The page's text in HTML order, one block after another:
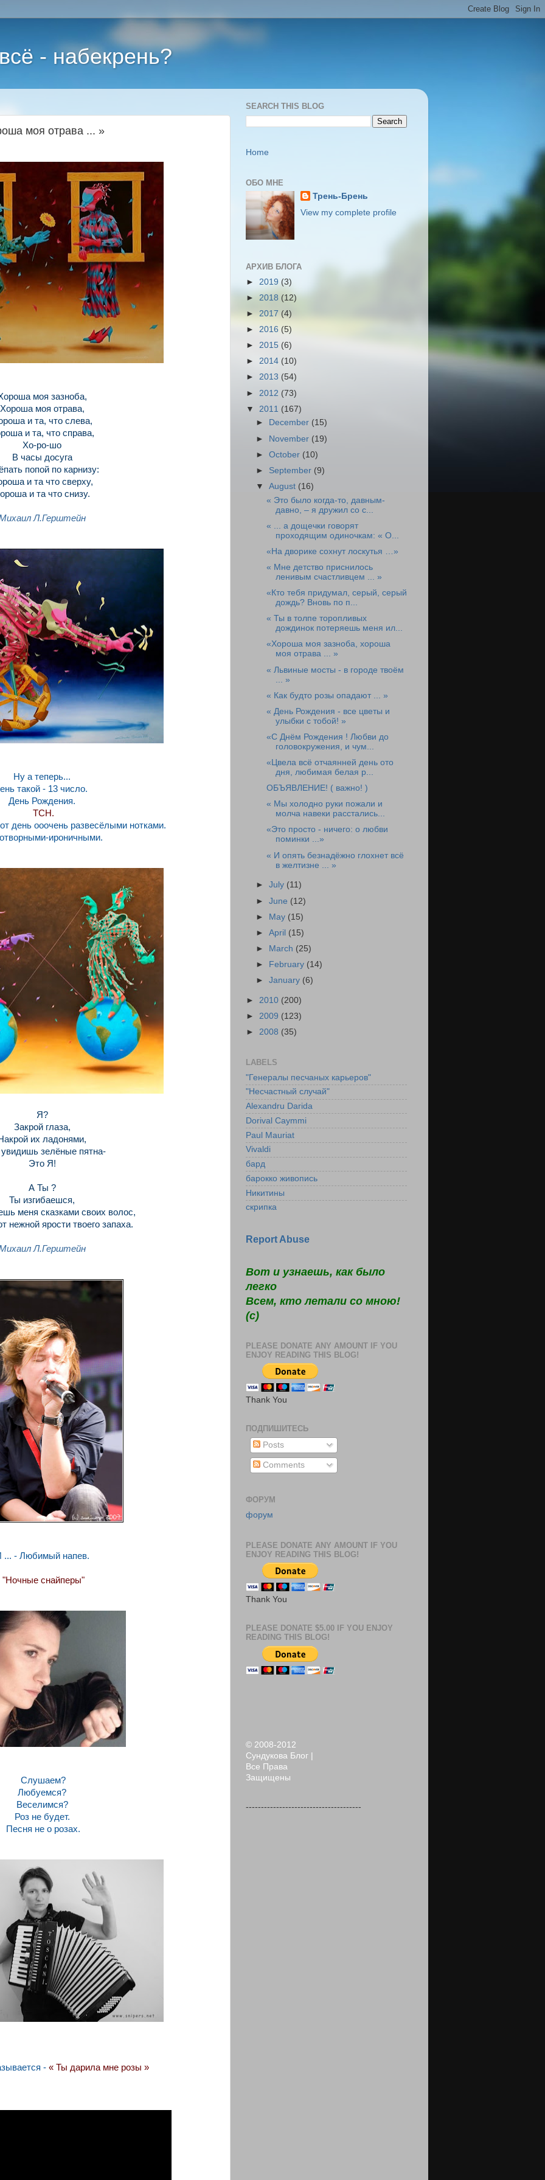
- набекрень?
моя отрава ... »
моя зазноба,
Хороша моя отрава,
и та, что слева,
и та, что справа,
Хо-ро-шо
В часы досуга
попой по карнизу:
и та что сверху,
и та что снизу.
Л.Герштейн
Ну а теперь...
такой - 13 число.
День Рождения.
ТСН.
день ооочень развесёлыми нотками.
ироничными.
Я?
Закрой глаза,
их ладонями,
зелёные пятна-
Это Я!
А Ты ?
Ты изгибаешся,
меня сказками своих волос,
нежной ярости твоего запаха.
Л.Герштейн
... - Любимый напев.
"Ночные снайперы"
Слушаем?
Любуемся?
Веселимся?
Роз не будет.
Песня не о розах.
- « Ты дарила мне розы »
SEARCH THIS BLOG
Home
ОБО МНЕ
Трень-Брень
View my complete profile
АРХИВ БЛОГА
► 2019 (3)
► 2018 (12)
► 2017 (4)
► 2016 (5)
► 2015 (6)
► 2014 (10)
► 2013 (54)
► 2012 (73)
▼ 2011 (167)
►
December (15)
► November (19)
►October (10)
► September (9)
▼August (16)
« Это было когда-то, давным-
давно, – я дружил со с...
« ... а дощечки говорят
проходящим одиночкам: « О...
«На дворике сохнут лоскутья …»
« Мне детство приснилось
ленивым счастливцем ... »
«Кто тебя придумал, серый, серый
дождь? Вновь по п...
« Ты в толпе торопливых
дождинок потеряешь меня ил...
«Хороша моя зазноба, хороша
моя отрава ... »
« Львиные мосты - в городе твоём
... »
« Как будто розы опадают ... »
« День Рождения - все цветы и
улыбки с тобой! »
«С Днём Рождения ! Любви до
головокружения, и чум...
«Цвела всё отчаянней день ото
дня, любимая белая р...
ОБЪЯВЛЕНИЕ! ( важно! )
« Мы холодно руки пожали и
молча навеки расстались...
«Это просто - ничего: о любви
поминки ...»
« И опять безнадёжно глохнет всё
в желтизне ... »
►July (11)
►June (12)
► May (15)
►April (15)
►
March (25)
►
February (14)
►January (6)
► 2010 (200)
► 2009 (123)
► 2008 (35)
LABELS
"Генералы песчаных карьеров"
"Несчастный случай"
Alexandru Darida
Dorival Caymmi
Paul Mauriat
Vivaldi
бард
барокко живопись
Никитины
скрипка
Report Abuse
Вот и узнаешь, как было
легко
Всем, кто летали со мною!
(c)
PLEASE DONATE ANY AMOUNT IF YOU
ENJOY READING THIS BLOG!
Thank You
ПОДПИШИТЕСЬ
Posts
Comments
ФОРУМ
форум
PLEASE DONATE ANY AMOUNT IF YOU
ENJOY READING THIS BLOG!
Thank You
PLEASE DONATE $5.00 IF YOU ENJOY
READING THIS BLOG!
© 2008-2012
Сундукова Блог |
Все Права
Защищены
--------------------------------------